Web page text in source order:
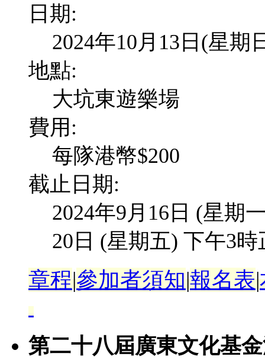
日期:
2024年10月13日(星期
地點:
大坑東遊樂場
費用:
每隊港幣$200
截止日期:
2024年9月16日 (星期
20日 (星期五) 下午3時
章程|參加者須知|報名表|
第二十八屆廣東文化基